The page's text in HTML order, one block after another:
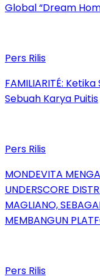
Global “Dream
Pers Rilis
FAMILIARITÉ:
Sebuah Karya Puitis
Pers Rilis
MONDEVITA
UNDERSCORE
MAGLIANO,
MEMBANGUN
Pers Rilis